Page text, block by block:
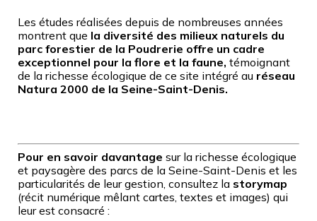
Les études réalisées depuis de nombreuses années
montrent que la diversité des milieux naturels du
parc forestier de la Poudrerie offre un cadre
exceptionnel pour la flore et la faune, témoignant
de la richesse écologique de ce site intégré au réseau
Natura 2000 de la Seine-Saint-Denis.
Pour en savoir davantage sur la richesse écologique
et paysagère des parcs de la Seine-Saint-Denis et les
particularités de leur gestion, consultez la storymap
(récit numérique mêlant cartes, textes et images) qui
leur est consacré :